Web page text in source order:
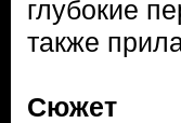
глубокие
также
Сюжет